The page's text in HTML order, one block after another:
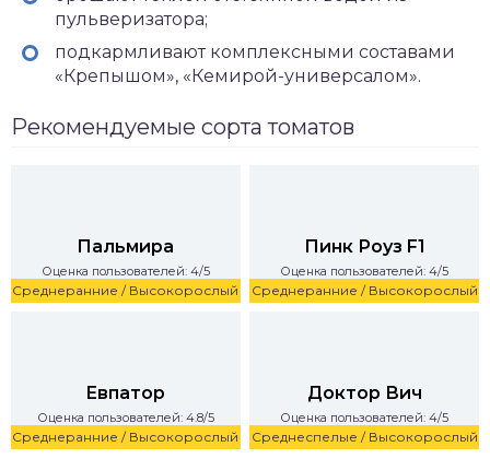
пульверизатора;
подкармливают комплексными составами
«Крепышом», «Кемирой-универсалом».
Рекомендуемые сорта томатов
Среднеранние / Высокорослый
Пальмира
Оценка пользователей: 4/5
Среднеранние / Высокорослый
Пинк Роуз F1
Оценка пользователей: 4/5
Среднеранние / Высокорослый
Евпатор
Оценка пользователей: 4.8/5
Среднеспелые / Высокорослый
Доктор Вич
Оценка пользователей: 4/5